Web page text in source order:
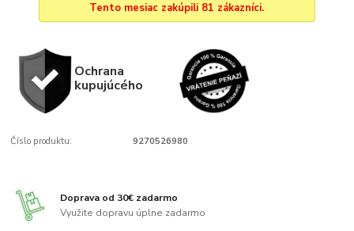
Tento mesiac zakúpili 81 zákazníci.
Ochrana
kupujúcého
Číslo produktu: 9270526980
Doprava od 30€ zadarmo
Využite dopravu úplne zadarmo